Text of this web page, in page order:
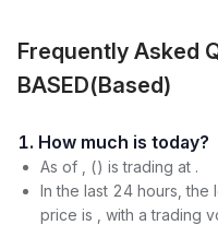
Frequently Asked
BASED(Based)
1. How much is today?
As of , () is trading at .
In the last 24 hours, the
price is , with a trading